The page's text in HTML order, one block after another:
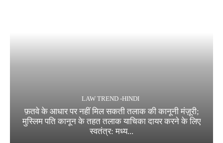
LAW TREND -HINDI
फ़तवे के आधार पर नहीं मिल सकती तलाक की कानूनी मंज़ूरी;
मुस्लिम पति कानून के तहत तलाक याचिका दायर करने के लिए
स्वतंत्र: मध्य...